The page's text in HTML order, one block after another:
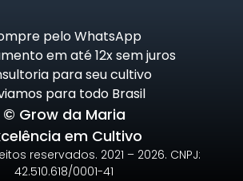
pelo WhatsApp
em até 12x sem juros
para seu cultivo
para todo Brasil
© Grow da Maria
em Cultivo
reservados. 2021 – 2026. CNPJ:
42.510.618/0001-41